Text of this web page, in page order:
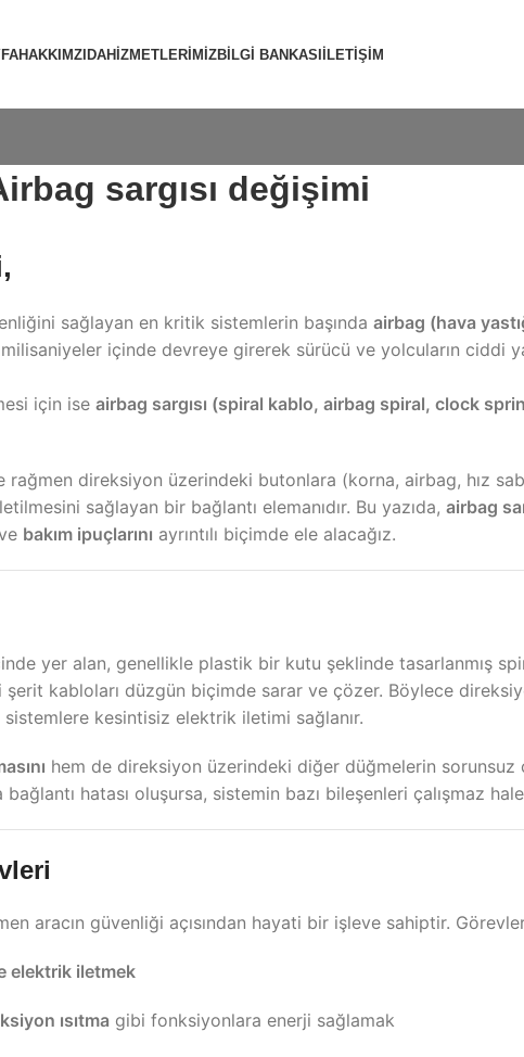
HAKKIMZIDAHİZMETLERİMİZBİLGİ BANKASIİLETİŞİM
sargısı değişimi
sağlayan en kritik sistemlerin başında airbag (hava
içinde devreye girerek sürücü ve yolcuların ciddi
için ise airbag sargısı (spiral kablo, airbag spiral, clock
rağmen direksiyon üzerindeki butonlara (korna, airbag, hız
sağlayan bir bağlantı elemanıdır. Bu yazıda, airbag
bakım ipuçlarını ayrıntılı biçimde ele alacağız.
yer alan, genellikle plastik bir kutu şeklinde tasarlanmış
kabloları düzgün biçimde sarar ve çözer. Böylece
kesintisiz elektrik iletimi sağlanır.
hem de direksiyon üzerindeki diğer düğmelerin sorunsuz
hatası oluşursa, sistemin bazı bileşenleri çalışmaz
aracın güvenliği açısından hayati bir işleve sahiptir.
elektrik iletmek
ısıtma gibi fonksiyonlara enerji sağlamak